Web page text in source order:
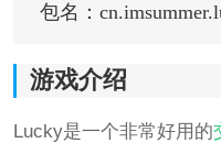
包名：
游戏介绍
Lucky是一个非常好用的